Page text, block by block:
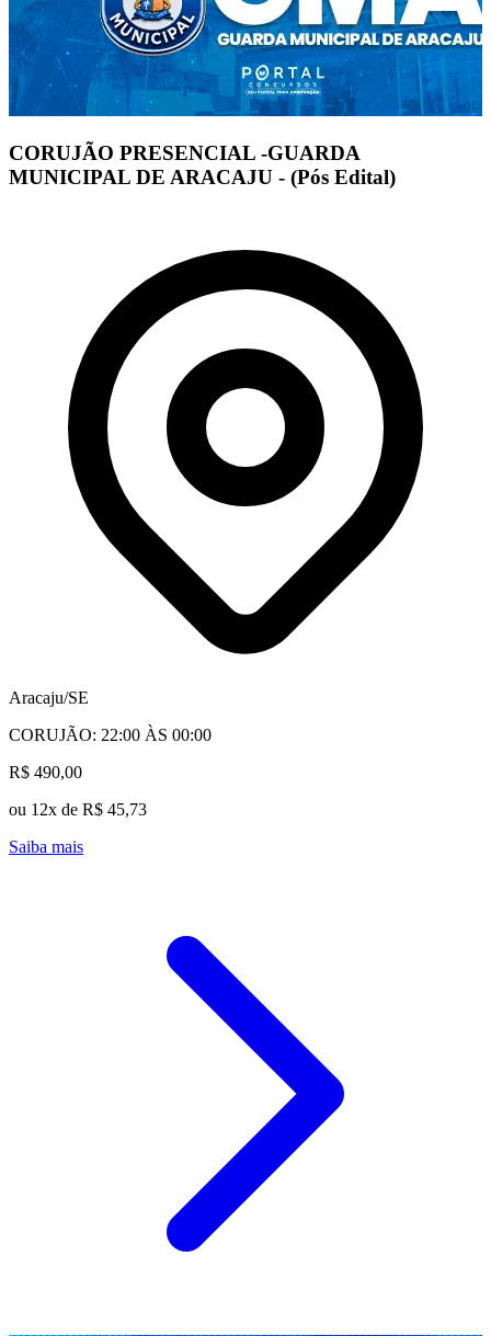
CORUJÃO PRESENCIAL -GUARDA
MUNICIPAL DE ARACAJU - (Pós Edital)
Aracaju/SE
CORUJÃO: 22:00 ÀS 00:00
R$ 490,00
ou 12x de R$ 45,73
Saiba mais